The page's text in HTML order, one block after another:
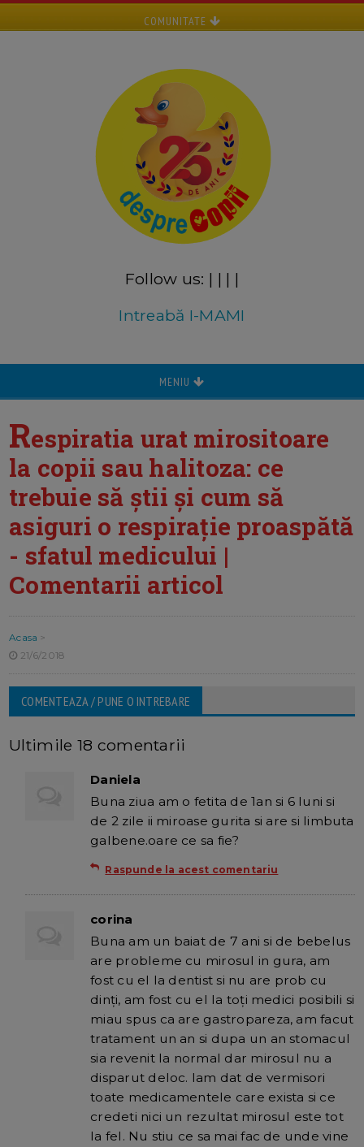
COMUNITATE
Follow us: | | | |
Intreabă I-MAMI
MENIU
Respiratia urat mirositoare
la copii sau halitoza: ce
trebuie să știi și cum să
asiguri o respirație proaspătă
- sfatul medicului |
Comentarii articol
Acasa >
21/6/2018
COMENTEAZA / PUNE O INTREBARE
Ultimile 18 comentarii
Daniela
Buna ziua am o fetita de 1an si 6 luni si
de 2 zile ii miroase gurita si are si limbuta
galbene.oare ce sa fie?
Raspunde la acest comentariu
corina
Buna am un baiat de 7 ani si de bebelus
are probleme cu mirosul in gura, am
fost cu el la dentist si nu are prob cu
dinți, am fost cu el la toți medici posibili si
miau spus ca are gastropareza, am facut
tratament un an si dupa un an stomacul
sia revenit la normal dar mirosul nu a
disparut deloc. Iam dat de vermisori
toate medicamentele care exista si ce
credeti nici un rezultat mirosul este tot
la fel. Nu stiu ce sa mai fac de unde vine